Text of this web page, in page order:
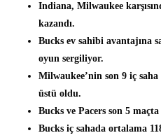
Indiana, Milwaukee
kazandı.
Bucks ev sahibi avantajına
oyun sergiliyor.
Milwaukee’nin son 9 iç saha
üstü oldu.
Bucks ve Pacers son 5
Bucks iç sahada ortalama